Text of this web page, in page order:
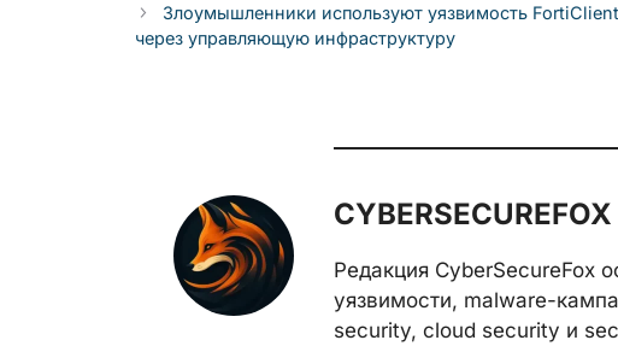
Злоумышленники используют уязвимость
через управляющую инфраструктуру
Редакция CyberSecureFox
уязвимости, malware-
security, cloud security и